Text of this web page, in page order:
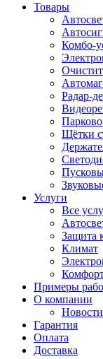
Товары
Комбо-
Радар-
Щётки
Услуги
Все
Защита
Климат
Примеры
О компании
Новости
Гарантия
Оплата
Доставка